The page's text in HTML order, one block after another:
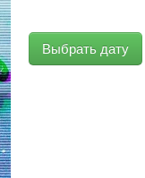
Выбрать дату